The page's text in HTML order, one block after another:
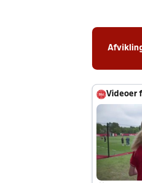
Videoer